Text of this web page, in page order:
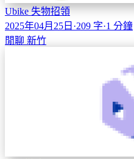
Ubike 失物招領
2025年04月25日 ·209 字·1 分鐘
閒聊 新竹